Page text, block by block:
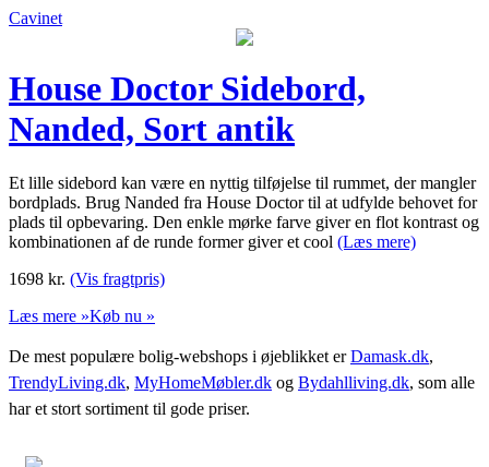
Cavinet
House Doctor Sidebord,
Nanded, Sort antik
Et lille sidebord kan være en nyttig tilføjelse til rummet, der mangler
bordplads. Brug Nanded fra House Doctor til at udfylde behovet for
plads til opbevaring. Den enkle mørke farve giver en flot kontrast og
kombinationen af de runde former giver et cool (Læs mere)
1698 kr. (Vis fragtpris)
Læs mere »Køb nu »
De mest populære bolig-webshops i øjeblikket erDamask.dk,
TrendyLiving.dk, MyHomeMøbler.dk og Bydahlliving.dk, som alle
har et stort sortiment til gode priser.